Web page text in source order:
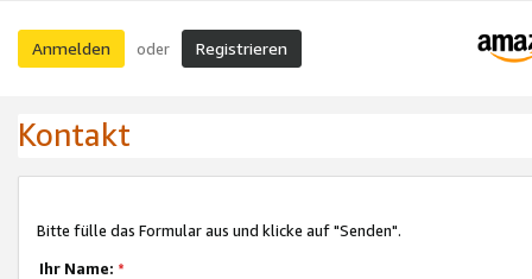
Anmelden oder Registrieren
Kontakt
Bitte fülle das Formular aus und klicke auf "Senden".
Ihr Name: *